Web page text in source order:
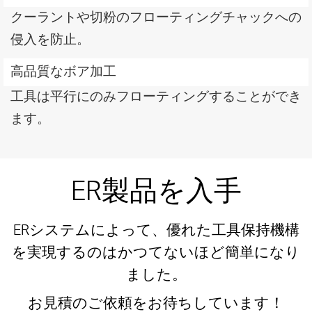
クーラントや切粉のフローティングチャックへの
侵入を防止。
高品質なボア加工
工具は平行にのみフローティングすることができ
ます。
ER製品を入手
ERシステムによって、優れた工具保持機構
を実現するのはかつてないほど簡単になり
ました。
お見積のご依頼をお待ちしています！